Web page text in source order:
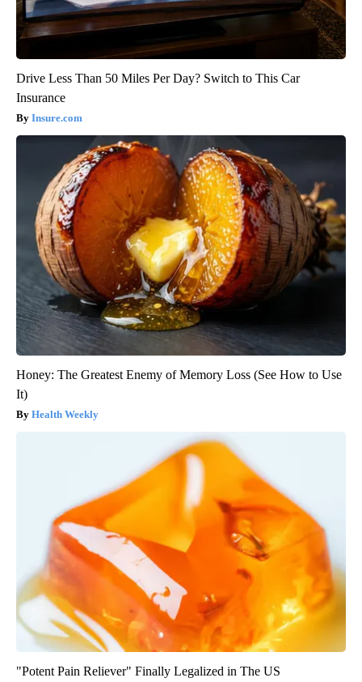
Drive Less Than 50 Miles Per Day? Switch to This Car
Insurance
Insure.com
Honey: The Greatest Enemy of Memory Loss (See How to Use
It)
Health Weekly
"Potent Pain Reliever" Finally Legalized in The US